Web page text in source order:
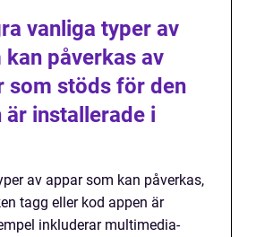
vanliga typer av
påverkas av
som stöds för den
är installerade i
av appar som kan påverkas,
tagg eller kod appen är
inkluderar multimedia-